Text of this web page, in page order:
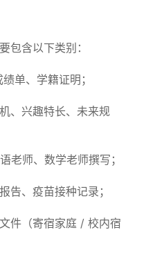
包含以下类别：
单、学籍证明；
、兴趣特长、未来规
老师、数学老师撰写；
告、疫苗接种记录；
件（寄宿家庭 / 校内宿